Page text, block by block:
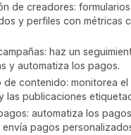
de creadores:
y perfiles con métricas
haz un
y automatiza los pagos.
de contenido: monitorea
las publicaciones
automatiza los
pagos